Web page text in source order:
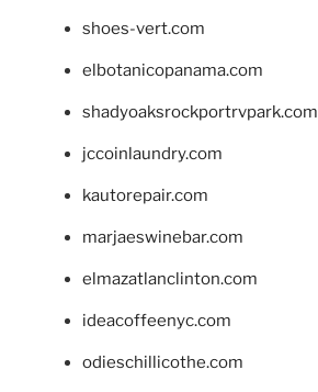
shoes-vert.com
elbotanicopanama.com
shadyoaksrockportrvpark.com
jccoinlaundry.com
kautorepair.com
marjaeswinebar.com
elmazatlanclinton.com
ideacoffeenyc.com
odieschillicothe.com